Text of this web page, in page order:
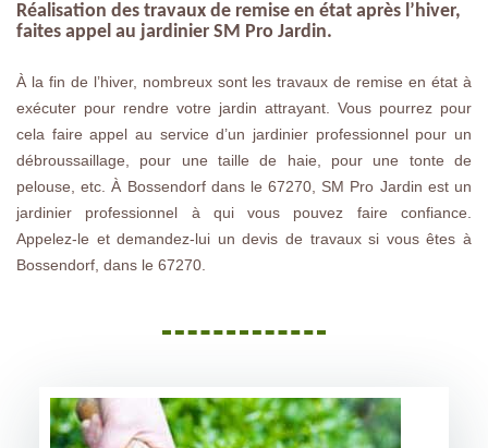
Réalisation des travaux de remise en état après l’hiver,
faites appel au jardinier SM Pro Jardin.
À la fin de l’hiver, nombreux sont les travaux de remise en état à
exécuter pour rendre votre jardin attrayant. Vous pourrez pour
cela faire appel au service d’un jardinier professionnel pour un
débroussaillage, pour une taille de haie, pour une tonte de
pelouse, etc. À Bossendorf dans le 67270, SM Pro Jardin est un
jardinier professionnel à qui vous pouvez faire confiance.
Appelez-le et demandez-lui un devis de travaux si vous êtes à
Bossendorf, dans le 67270.